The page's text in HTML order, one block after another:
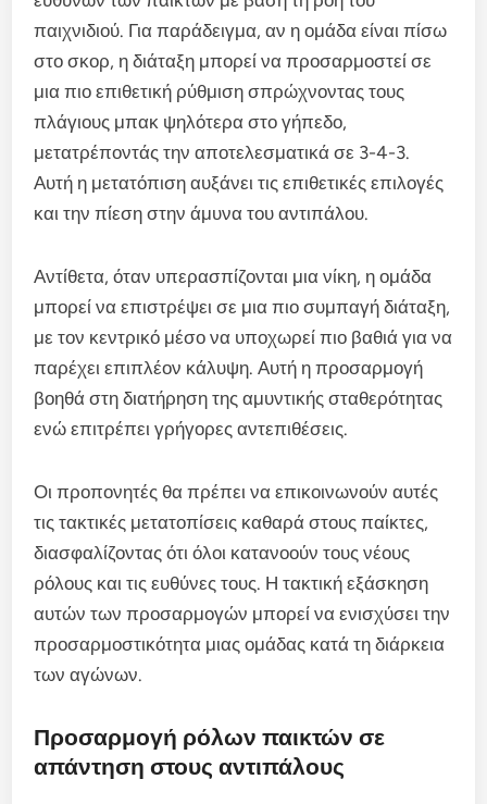
παιχνιδιού. Για παράδειγμα, αν η ομάδα είναι πίσω
στο σκορ, η διάταξη μπορεί να προσαρμοστεί σε
μια πιο επιθετική ρύθμιση σπρώχνοντας τους
πλάγιους μπακ ψηλότερα στο γήπεδο,
μετατρέποντάς την αποτελεσματικά σε 3-4-3.
Αυτή η μετατόπιση αυξάνει τις επιθετικές επιλογές
και την πίεση στην άμυνα του αντιπάλου.
Αντίθετα, όταν υπερασπίζονται μια νίκη, η ομάδα
μπορεί να επιστρέψει σε μια πιο συμπαγή διάταξη,
με τον κεντρικό μέσο να υποχωρεί πιο βαθιά για να
παρέχει επιπλέον κάλυψη. Αυτή η προσαρμογή
βοηθά στη διατήρηση της αμυντικής σταθερότητας
ενώ επιτρέπει γρήγορες αντεπιθέσεις.
Οι προπονητές θα πρέπει να επικοινωνούν αυτές
τις τακτικές μετατοπίσεις καθαρά στους παίκτες,
διασφαλίζοντας ότι όλοι κατανοούν τους νέους
ρόλους και τις ευθύνες τους. Η τακτική εξάσκηση
αυτών των προσαρμογών μπορεί να ενισχύσει την
προσαρμοστικότητα μιας ομάδας κατά τη διάρκεια
των αγώνων.
Προσαρμογή ρόλων παικτών σε
απάντηση στους αντιπάλους